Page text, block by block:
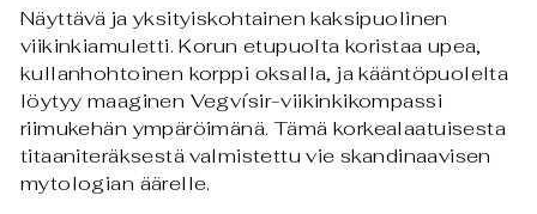
Näyttävä ja yksityiskohtainen kaksipuolinen
viikinkiamuletti. Korun etupuolta koristaa upea,
kullanhohtoinen korppi oksalla, ja kääntöpuolelta
löytyy maaginen Vegvísir-viikinkikompassi
riimukehän ympäröimänä. Tämä korkealaatuisesta
titaaniteräksestä valmistettu vie skandinaavisen
mytologian äärelle.